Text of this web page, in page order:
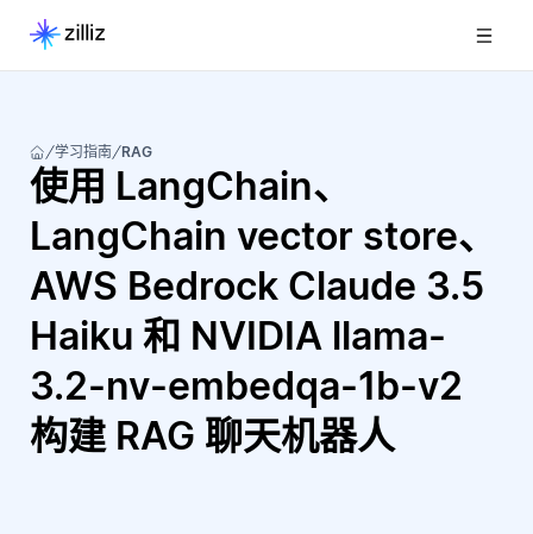
学习指南 RAG
使用 LangChain、
LangChain vector store、
AWS Bedrock Claude 3.5
Haiku 和 NVIDIA llama-
3.2-nv-embedqa-1b-v2
构建 RAG 聊天机器人